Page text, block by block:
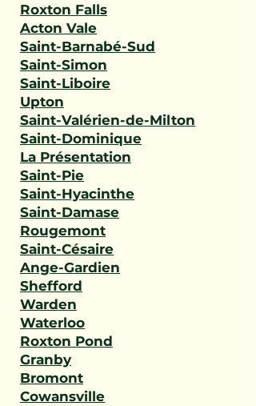
Roxton Falls
Acton Vale
Saint-Barnabé-Sud
Saint-Simon
Saint-Liboire
Upton
Saint-Valérien-de-Milton
Saint-Dominique
La Présentation
Saint-Pie
Saint-Hyacinthe
Saint-Damase
Rougemont
Saint-Césaire
Ange-Gardien
Shefford
Warden
Waterloo
Roxton Pond
Granby
Bromont
Cowansville